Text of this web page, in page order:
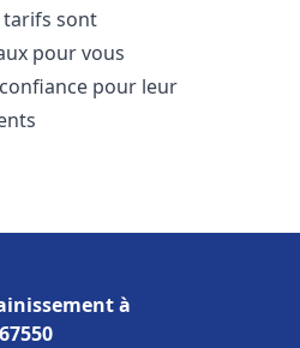
tarifs sont
pour vous
pour leur
à